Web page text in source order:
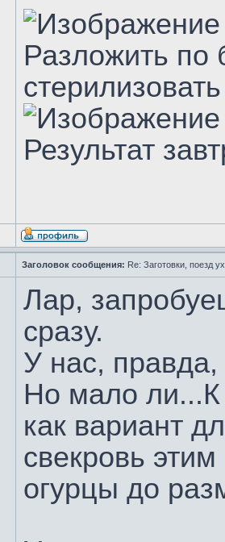
Разложить по
Результат
Заголовок сообщения: Re: Заготовки, поезд
Лар,
сразу.
У нас,
Но мало ли...К
как вариант
свекровь
огурцы до